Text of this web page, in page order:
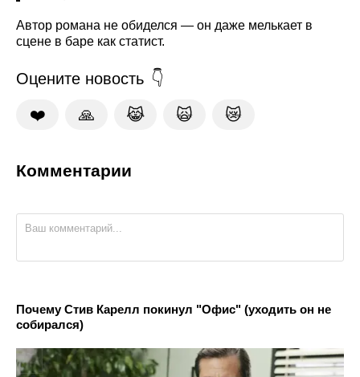
Автор романа не обиделся — он даже мелькает в
сцене в баре как статист.
Оцените новость
❤️ 🙏 😹 🙀 😿
Комментарии
Почему Стив Карелл покинул "Офис" (уходить он не
собирался)